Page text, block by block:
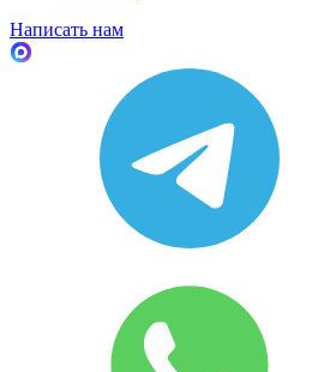
Написать нам